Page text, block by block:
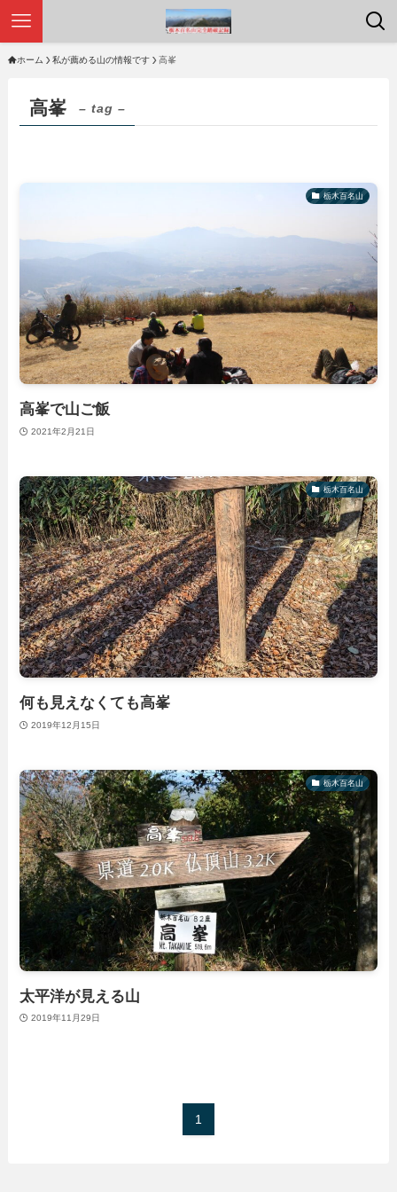
ホーム 私が薦める山の情報です 高峯
高峯 – tag –
栃木百名山
高峯で山ご飯
2021年2月21日
栃木百名山
何も見えなくても高峯
2019年12月15日
栃木百名山
太平洋が見える山
2019年11月29日
1